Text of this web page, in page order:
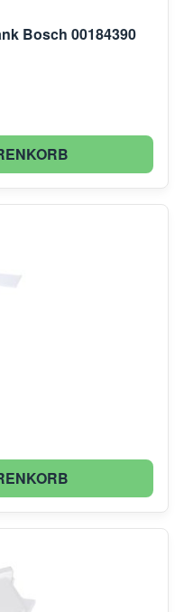
Bosch 00184390